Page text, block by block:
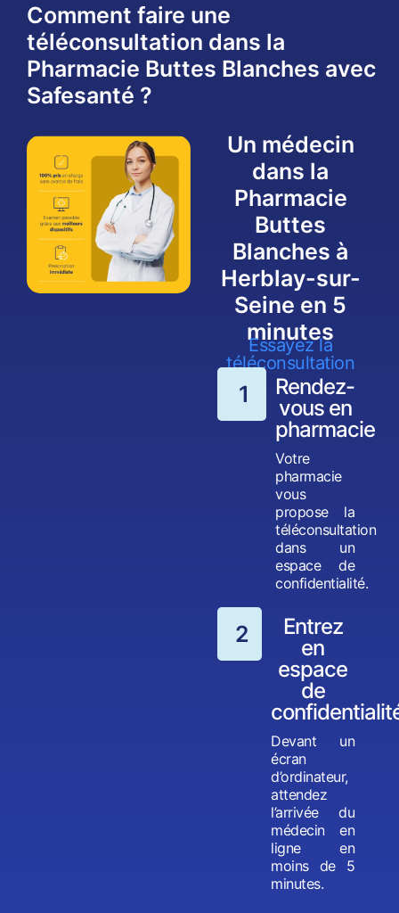
Comment faire une
téléconsultation dans la
Pharmacie Buttes Blanches avec
Safesanté ?
Un médecin
dans la
Pharmacie
Buttes
Blanches à
Herblay-sur-
Seine en 5
minutes
Essayez la
téléconsultation
1
Rendez-
vous en
pharmacie
Votre
pharmacie
vous
propose la
téléconsultation
dans un
espace de
confidentialité.
2
Entrez
en
espace
de
Devant un
écran
d’ordinateur,
attendez
l’arrivée du
médecin en
ligne en
moins de 5
minutes.